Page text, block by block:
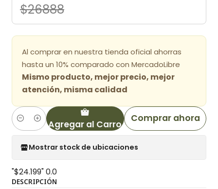
$26888
Al comprar en nuestra tienda oficial ahorras
hasta un 10% comparado con MercadoLibre
Mismo producto, mejor precio, mejor
atención, misma calidad
Cantidad Agregar al Carro
Comprar ahora
Mostrar stock de ubicaciones
"$24.199"0.0
DESCRIPCIÓN